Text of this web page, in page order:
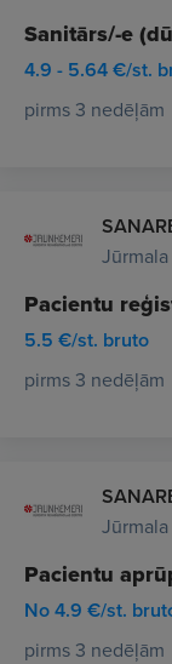
Sanitārs/-e
4.9 - 5.64 €/st.
pirms 3 nedēļām
Jūrmala
Pacientu
5.5 €/st. bruto
pirms 3 nedēļām
Jūrmala
Pacientu
No 4.9 €/st.
pirms 3 nedēļām